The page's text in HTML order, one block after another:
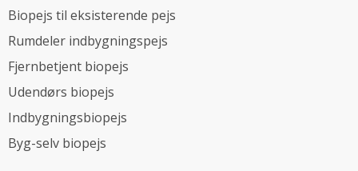
Biopejs til eksisterende pejs
Rumdeler indbygningspejs
Fjernbetjent biopejs
Udendørs biopejs
Indbygningsbiopejs
Byg-selv biopejs